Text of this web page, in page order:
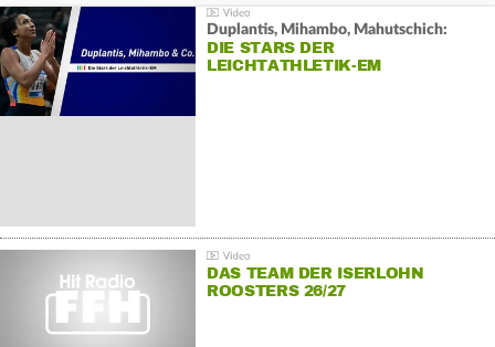
Duplantis, Mihambo, Mahutschich:
DIE STARS DER
LEICHTATHLETIK-EM
DAS TEAM DER ISERLOHN
ROOSTERS 26/27